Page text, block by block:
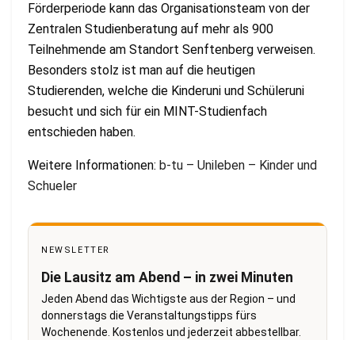
Förderperiode kann das Organisationsteam von der
Zentralen Studienberatung auf mehr als 900
Teilnehmende am Standort Senftenberg verweisen.
Besonders stolz ist man auf die heutigen
Studierenden, welche die Kinderuni und Schüleruni
besucht und sich für ein MINT-Studienfach
entschieden haben.
Weitere Informationen: b-tu – Unileben – Kinder und
Schueler
NEWSLETTER
Die Lausitz am Abend – in zwei Minuten
Jeden Abend das Wichtigste aus der Region – und
donnerstags die Veranstaltungstipps fürs
Wochenende. Kostenlos und jederzeit abbestellbar.